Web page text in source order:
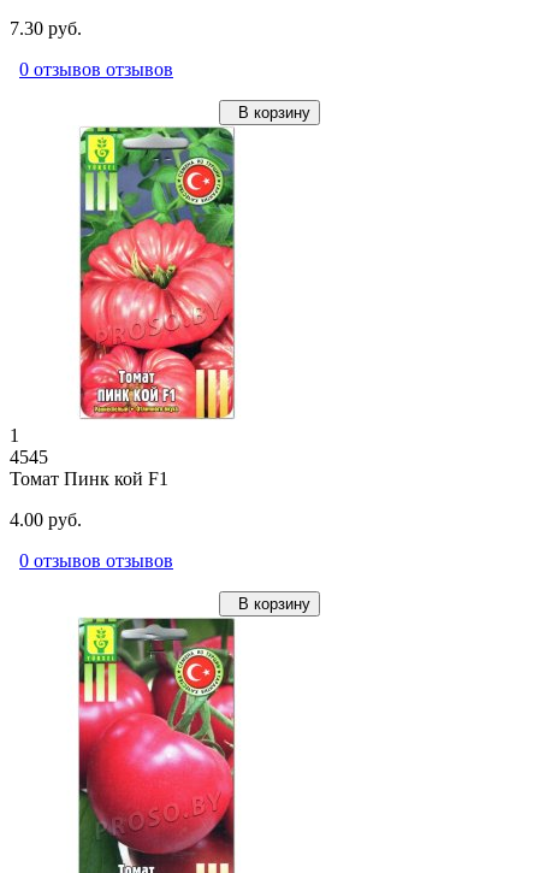
7.30 руб.
0 отзывов отзывов
В корзину
1
4545
Томат Пинк кой F1
4.00 руб.
0 отзывов отзывов
В корзину